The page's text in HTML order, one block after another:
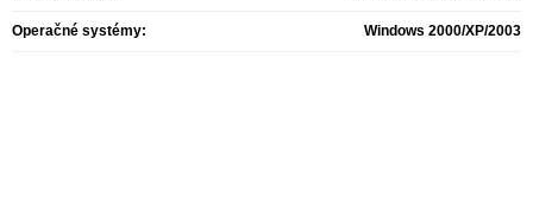
Operačné systémy: Windows 2000/XP/2003